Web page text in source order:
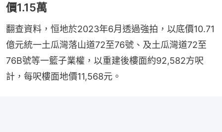
價1.15萬
翻查資料，恒地於2023年6月透過強拍，以底價10.71
億元統一土瓜灣落山道72至76號、及土瓜灣道72至
76B號等一籃子業權，以重建後樓面約92,582方呎
計，每呎樓面地價11,568元。